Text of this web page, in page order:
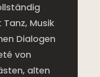
Musik
Dialogen
von
alten